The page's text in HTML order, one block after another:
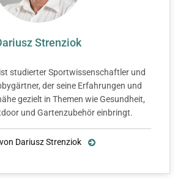
Strenziok
studierter Sportwissenschaftler und
der seine Erfahrungen und
gezielt in Themen wie Gesundheit,
und Gartenzubehör einbringt.
Dariusz Strenziok